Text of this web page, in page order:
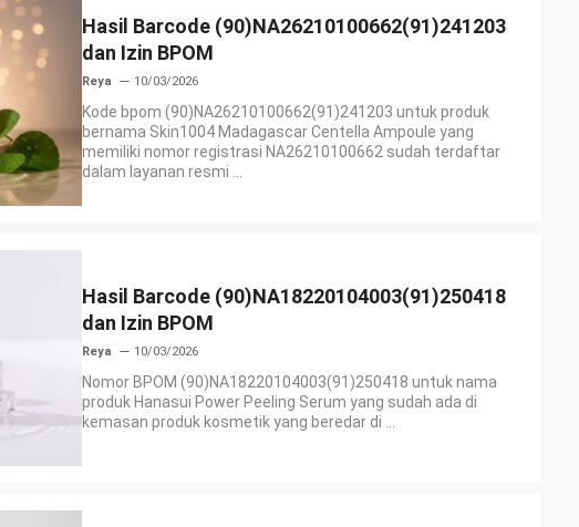
Hasil Barcode (90)NA26210100662(91)241203
dan Izin BPOM
Reya 10/03/2026
Kode bpom (90)NA26210100662(91)241203 untuk produk
bernama Skin1004 Madagascar Centella Ampoule yang
memiliki nomor registrasi NA26210100662 sudah terdaftar
dalam layanan resmi ...
Hasil Barcode (90)NA18220104003(91)250418
dan Izin BPOM
Reya 10/03/2026
Nomor BPOM (90)NA18220104003(91)250418 untuk nama
produk Hanasui Power Peeling Serum yang sudah ada di
kemasan produk kosmetik yang beredar di ...